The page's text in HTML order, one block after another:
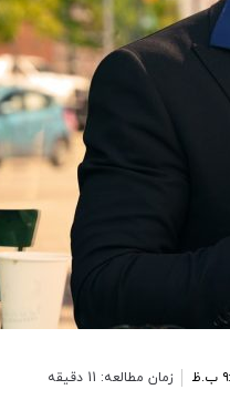
زمان مطالعه: 11 دقیقه